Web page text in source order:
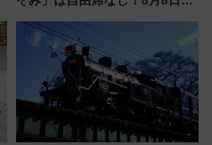
せば空きが見つかることも 混
雑避ける「空席」探しのコツ